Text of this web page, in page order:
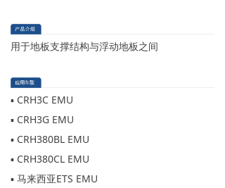
用于地板支撑结构与浮动地板之间
▪ CRH3C EMU
▪ CRH3G EMU
▪ CRH380BL EMU
▪ CRH380CL EMU
▪ 马来西亚ETS EMU